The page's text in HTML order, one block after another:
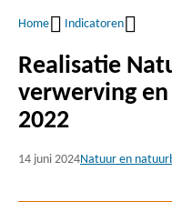
Kruimelpad
Home Indicatoren
Realisatie
verwerving
2022
14 juni 2024Natuur en